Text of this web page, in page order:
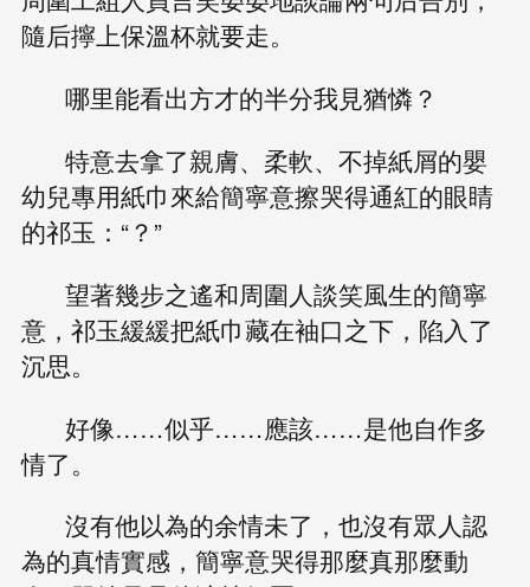
隨后擰上保溫杯就要走。
哪里能看出方才的半分我見猶憐？
特意去拿了親膚、柔軟、不掉紙屑的嬰
幼兒專用紙巾來給簡寧意擦哭得通紅的眼睛
的祁玉：“？”
望著幾步之遙和周圍人談笑風生的簡寧
意，祁玉緩緩把紙巾藏在袖口之下，陷入了
沉思。
好像……似乎……應該……是他自作多
情了。
沒有他以為的余情未了，也沒有眾人認
為的真情實感，簡寧意哭得那麼真那麼動